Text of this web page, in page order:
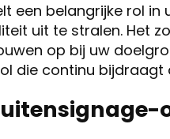
een belangrijke rol
uit te stralen. Het
op bij uw
die continu bijdraagt